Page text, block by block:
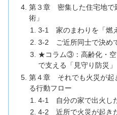
第３章 密集した住宅地で
術」
3-1 家のまわりを「燃
3-2 ご近所同士で決め
★コラム③：高齢化・
で支える「見守り防災」
第４章 それでも火災が
る行動フロー
4-1 自分の家で出火し
4-2 近所で火災が起き